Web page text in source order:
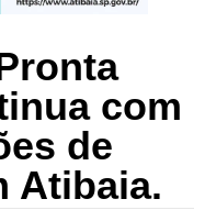
com
de
Atibaia.